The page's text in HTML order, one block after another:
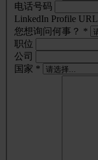
电话号码
LinkedIn Profile URL
您想询问何事？ *
职位
公司
国家 *